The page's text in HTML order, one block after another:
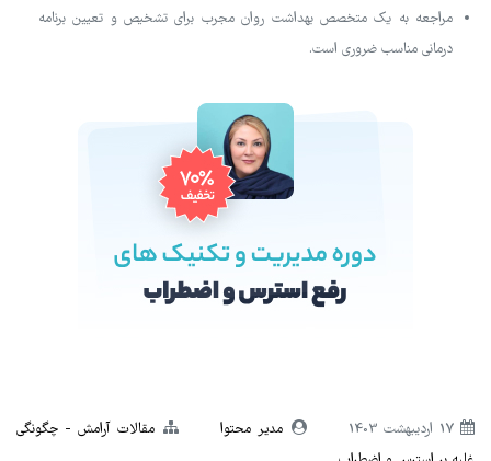
مراجعه به یک متخصص بهداشت روان مجرب برای تشخیص و تعیین برنامه
درمانی مناسب ضروری است.
17 ارديبهشت 1403 مدیر محتوا مقالات آرامش
چگونگی